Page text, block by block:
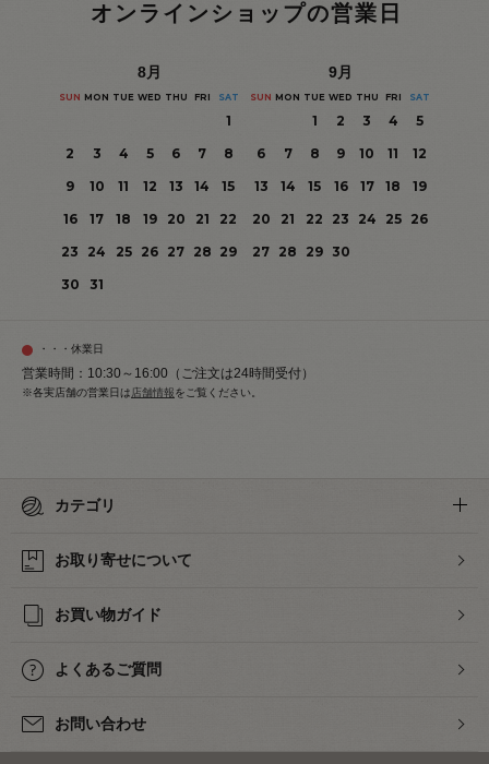
オンラインショップの営業日
8月
SUN MON TUE WED THU FRI SAT
1
2
3 4 5 6 7
8
9
10 11 12 13 14
15
16
17 18 19 20 21
22
23
24 25 26 27 28 29
30
31
9月
SUN MON TUE WED THU FRI SAT
1 2 3 4
5
6
7 8 9 10 11
12
13
14 15 16 17 18
19
20
21 22 23 24 25
26
27 28 29 30
・・・休業日
営業時間：10:30～16:00（ご注文は24時間受付）
※各実店舗の営業日は 店舗情報をご覧ください。
カテゴリ
お取り寄せについて
お買い物ガイド
よくあるご質問
お問い合わせ